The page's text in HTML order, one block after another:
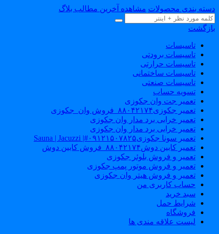
بندی محصولات مشاهده آخرین مطالب بلاگ
تاسیسات
تاسیسات برودتی
تاسیسات حرارتی
تاسیسات ساختمانی
تاسیسات صنعتی
تسویه حساب
تعمیر جت وان جکوزی
تعمیر جکوزی۸۸۰۴۲۱۷۴_فروش وان_جکوزی
تعمیر خرابی برد مدار وان جکوزی
تعمیر خرابی برد مدار وان جکوزی
تعمیر سونا جکوزی۰۹۱۲۱۵۰۷۸۲۵#| Sauna | Jacuzzi
تعمیر کابین دوش۸۸۰۴۲۱۷۴_فروش کابین دوش
تعمیر و فروش بلوئر جکوزی
تعمیر و فروش موتور پمپ جکوزی
تعمیر و فروش هیتر وان جکوزی
حساب کاربری من
سبد خرید
شرایط حمل
فروشگاه
لیست علاقه مندی ها